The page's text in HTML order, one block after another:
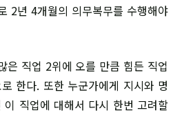
2년 4개월의 의무복무를 수행해야
은 직업 2위에 오를 만큼 힘든 직업
한다. 또한 누군가에게 지시와 명
직업에 대해서 다시 한번 고려할